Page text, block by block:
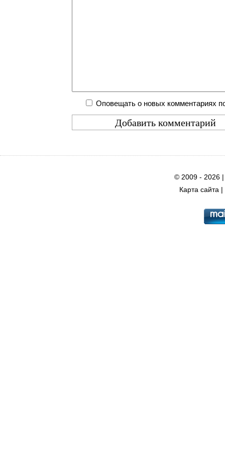
Оповещать о новых комментариях
© 2009 - 2026
Карта сайта